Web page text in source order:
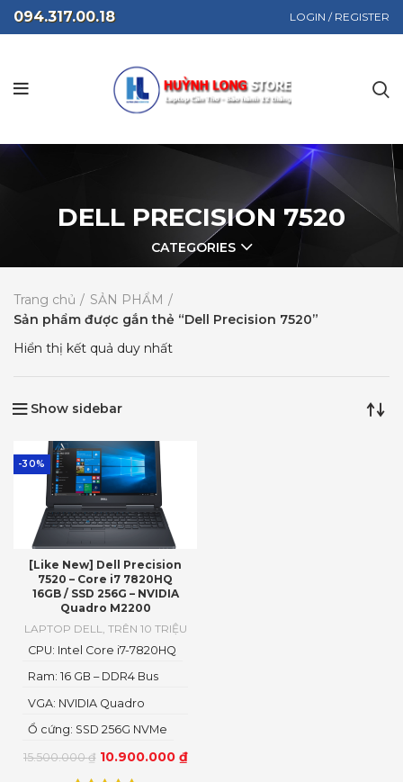
094.317.00.18 LOGIN / REGISTER
DELL PRECISION 7520
CATEGORIES
Trang chủ
SẢN PHẨM
Sản phẩm được gắn thẻ “Dell Precision 7520”
Hiển thị kết quả duy nhất
Show sidebar
-30%
[Like New] Dell Precision
7520 – Core i7 7820HQ
16GB / SSD 256G – NVIDIA
Quadro M2200
LAPTOP DELL, TRÊN 10 TRIỆU
15.500.000₫ 10.900.000 ₫
Ổ cứng: SSD 256G NVMe
VGA: NVIDIA Quadro
Ram: 16 GB – DDR4 Bus
CPU: Intel Core i7-7820HQ